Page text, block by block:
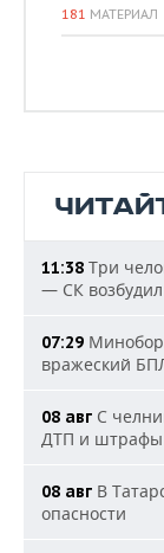
181 МАТЕРИАЛ
11:38 Три
— СК возбудил
07:29
вражеский
08 авг С
ДТП и штрафы
08 авг В
опасности